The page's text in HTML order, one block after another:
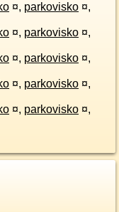
¤, parkovisko ¤,
¤, parkovisko ¤,
¤, parkovisko ¤,
¤, parkovisko ¤,
¤, parkovisko ¤,